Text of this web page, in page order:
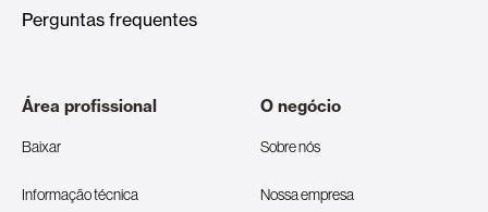
Perguntas frequentes
Área profissional
Baixar
Informação técnica
O negócio
Sobre nós
Nossa empresa